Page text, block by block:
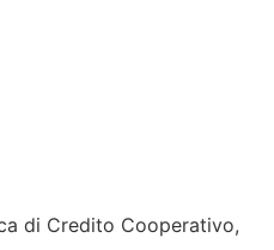
di Credito Cooperativo,